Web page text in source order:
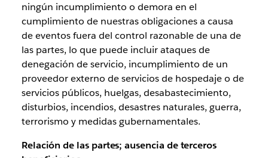
ningún incumplimiento o demora en el
cumplimiento de nuestras obligaciones a causa
de eventos fuera del control razonable de una de
las partes, lo que puede incluir ataques de
denegación de servicio, incumplimiento de un
proveedor externo de servicios de hospedaje o de
servicios públicos, huelgas, desabastecimiento,
disturbios, incendios, desastres naturales, guerra,
terrorismo y medidas gubernamentales.
Relación de las partes; ausencia de terceros